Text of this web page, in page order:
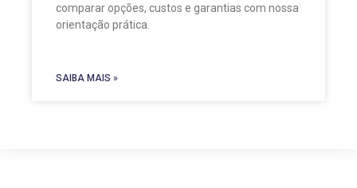
comparar opções, custos e garantias com nossa
orientação prática.
SAIBA MAIS »